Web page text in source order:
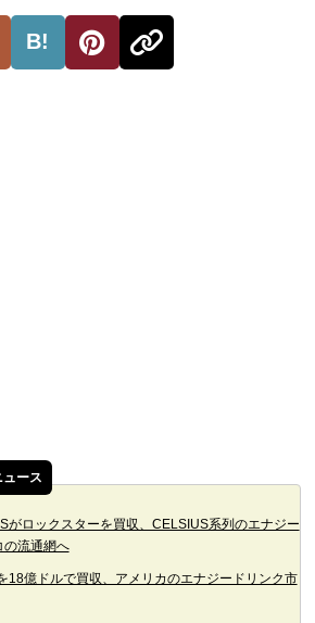
B!
ース
がロックスターを買収、CELSIUS系列のエナジー
の流通網へ
18億ドルで買収、アメリカのエナジードリンク市